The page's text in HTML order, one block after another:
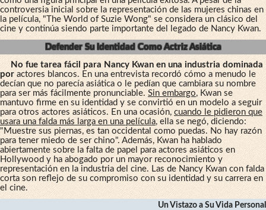
controversia inicial sobre la representación de las mujeres chinas en
la película, "The World of Suzie Wong" se considera un clásico del
cine y continúa siendo parte importante del legado de Nancy Kwan.
Defender Su Identidad Como Actriz Asiática
No fue tarea fácil para Nancy Kwan en una industria dominada
por actores blancos. En una entrevista recordó cómo a menudo le
decían que no parecía asiática o le pedían que cambiara su nombre
para ser más fácilmente pronunciable. Sin embargo, Kwan se
mantuvo firme en su identidad y se convirtió en un modelo a seguir
para otros actores asiáticos. En una ocasión, cuando le pidieron que
usara una falda más larga en una película, ella se negó, diciendo:
"Muestre sus piernas, es tan occidental como puedas. No hay razón
para tener miedo de ser chino". Además, Kwan ha hablado
abiertamente sobre la falta de papel para actores asiáticos en
Hollywood y ha abogado por un mayor reconocimiento y
representación en la industria del cine. Las de Nancy Kwan con falda
corta son reflejo de su compromiso con su identidad y su carrera en
el cine.
Un Vistazo a Su Vida Personal